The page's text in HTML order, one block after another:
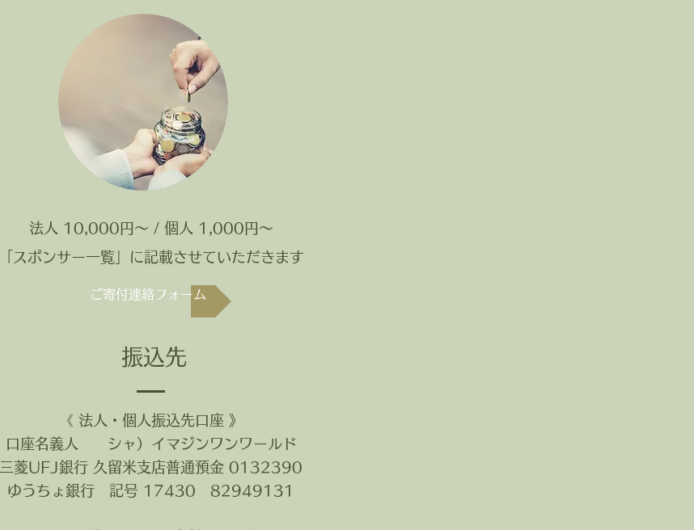
法人 10,000円～ / 個人 1,000円～
「スポンサー一覧」に記載させていただきます
ご寄付連絡フォーム
振込先
《 法人・個人振込先口座 》
口座名義人 シャ）イマジンワンワールド
三菱UFJ銀行 久留米支店普通預金 0132390
ゆうちょ銀行 記号 17430 82949131